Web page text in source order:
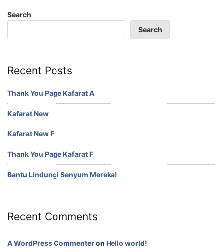
Search
Search
Recent Posts
Thank You Page Kafarat A
Kafarat New
Kafarat New F
Thank You Page Kafarat F
Bantu Lindungi Senyum Mereka!
Recent Comments
A WordPress Commenteron Hello world!